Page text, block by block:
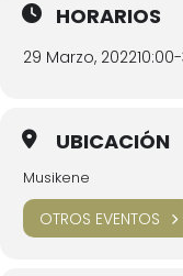
HORARIOS
29 Marzo, 202210:00-
UBICACIÓN
Musikene
OTROS EVENTOS